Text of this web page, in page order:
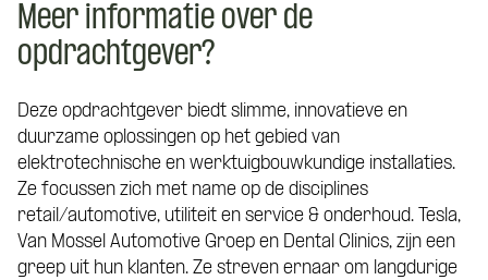
Meer informatie over de
opdrachtgever?
Deze opdrachtgever biedt slimme, innovatieve en
duurzame oplossingen op het gebied van
elektrotechnische en werktuigbouwkundige installaties.
Ze focussen zich met name op de disciplines
retail/automotive, utiliteit en service & onderhoud. Tesla,
Van Mossel Automotive Groep en Dental Clinics, zijn een
greep uit hun klanten. Ze streven ernaar om langdurige